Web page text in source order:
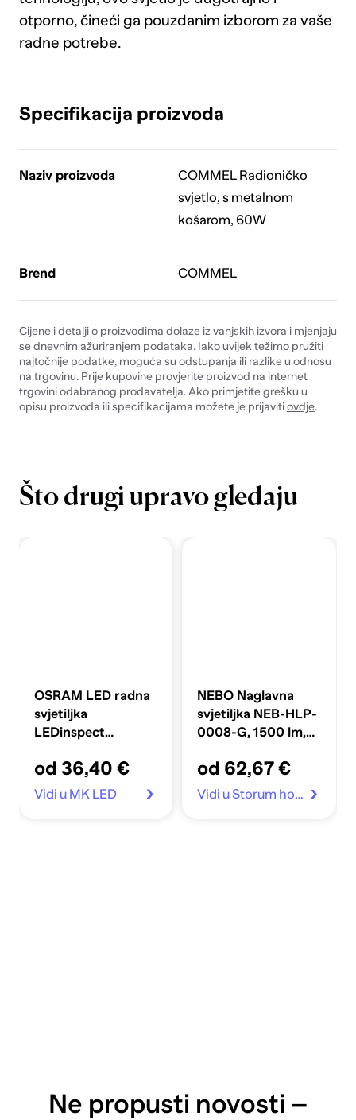
otporno, čineći ga pouzdanim izborom za vaše
radne potrebe.
Specifikacija proizvoda
Naziv proizvoda
COMMEL Radioničko
svjetlo, s metalnom
košarom, 60W
Brend COMMEL
Cijene i detalji o proizvodima dolaze iz vanjskih izvora i mjenjaju
se dnevnim ažuriranjem podataka. Iako uvijek težimo pružiti
najtočnije podatke, moguća su odstupanja ili razlike u odnosu
na trgovinu. Prije kupovine provjerite proizvod na internet
trgovini odabranog prodavatelja. Ako primjetite grešku u
opisu proizvoda ili specifikacijama možete je prijavitiovdje.
Što drugi upravo gledaju
OSRAM LED radna
svjetiljka
LEDinspect
ESSENTIAL
od 36,40 €
Vidi u MK LED
NEBO Naglavna
svjetiljka NEB-HLP-
0008-G, 1500 lm,
od 62,67 €
Vidi u Storum home
Ne propusti novosti –